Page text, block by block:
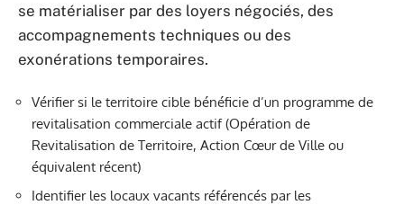
se matérialiser par des loyers négociés, des
accompagnements techniques ou des
exonérations temporaires.
Vérifier si le territoire cible bénéficie d’un programme de
revitalisation commerciale actif (Opération de
Revitalisation de Territoire, Action Cœur de Ville ou
équivalent récent)
Identifier les locaux vacants référencés par les